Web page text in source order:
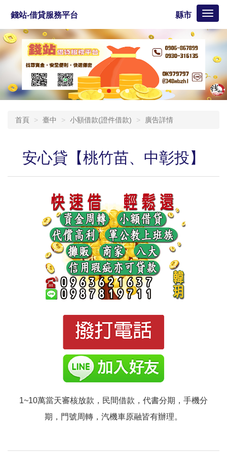
錢站-借貸服務平台 縣市
首頁 臺中 小額借款(證件借款) 廣告詳情
安心貸【桃竹苗、中彰投】
1~10萬當天審核放款，民間借款，代書分期，手機分
期，門號周轉，汽機車原融皆有辦理。